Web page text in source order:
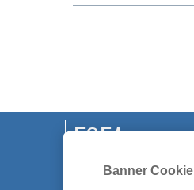
EGEA
CHI SIAMO
Banner Cookie